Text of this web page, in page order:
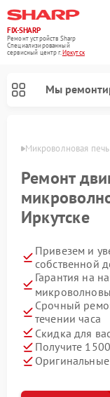
FIX-SHARP
Ремонт устройств Sharp
Специализированный
cервисный центр г.Иркутск
Мы
Микроволновая
Ремонт
Иркутске
Привезем и
собственной
Гарантия на
Срочный
течении часа
Скидка для
Получите